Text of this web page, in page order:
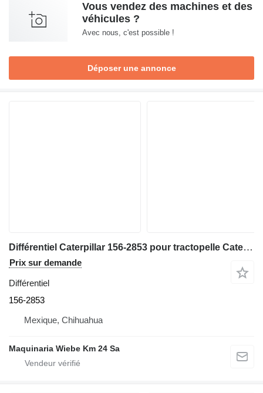
Vous vendez des machines et des
véhicules ?
Avec nous, c'est possible !
Déposer une annonce
Différentiel Caterpillar 156-2853 pour tractopelle Caterpillar 420D
Prix sur demande
Différentiel
156-2853
Mexique, Chihuahua
Maquinaria Wiebe Km 24 Sa